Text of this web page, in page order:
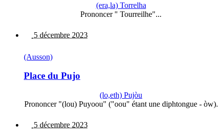
(era,la) Torrelha
Prononcer " Tourreilhe"...
5 décembre 2023
(Ausson)
Place du Pujo
(lo,eth) Pujòu
Prononcer "(lou) Puyoou" ("oou" étant une diphtongue - òw).
5 décembre 2023